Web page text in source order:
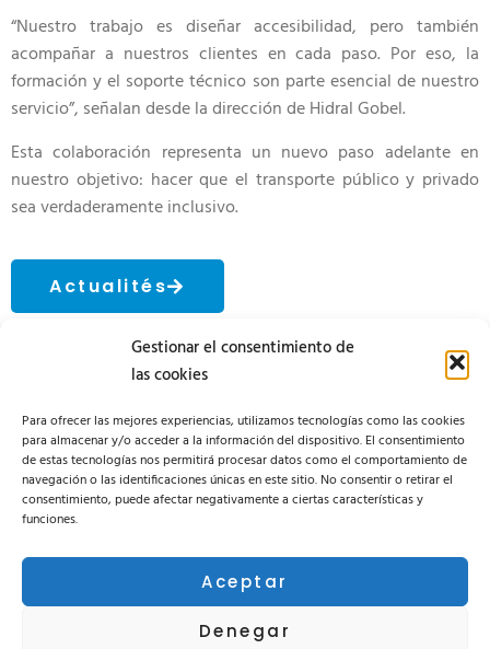
Gestionar el consentimiento de
las cookies
Para ofrecer las mejores experiencias, utilizamos tecnologías como las cookies
para almacenar y/o acceder a la información del dispositivo. El consentimiento
de estas tecnologías nos permitirá procesar datos como el comportamiento de
navegación o las identificaciones únicas en este sitio. No consentir o retirar el
consentimiento, puede afectar negativamente a ciertas características y
funciones.
Aceptar
Denegar
“Nuestro trabajo es diseñar accesibilidad, pero también
acompañar a nuestros clientes en cada paso. Por eso, la
formación y el soporte técnico son parte esencial de nuestro
servicio”, señalan desde la dirección de Hidral Gobel.
Esta colaboración representa un nuevo paso adelante en
nuestro objetivo: hacer que el transporte público y privado
sea verdaderamente inclusivo.
Actualités
Suivez-nous sur nos réseaux sociaux :